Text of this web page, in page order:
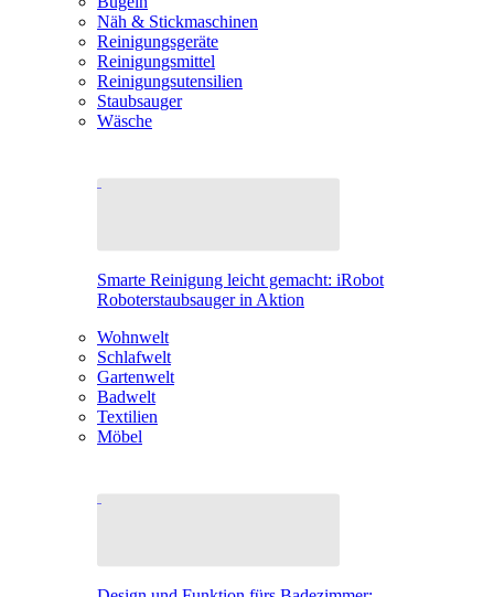
Näh & Stickmaschinen
Reinigungsgeräte
Reinigungsmittel
Reinigungsutensilien
Staubsauger
Wäsche
Smarte Reinigung leicht gemacht: iRobot
Roboterstaubsauger in Aktion
Wohnwelt
Schlafwelt
Gartenwelt
Badwelt
Textilien
Möbel